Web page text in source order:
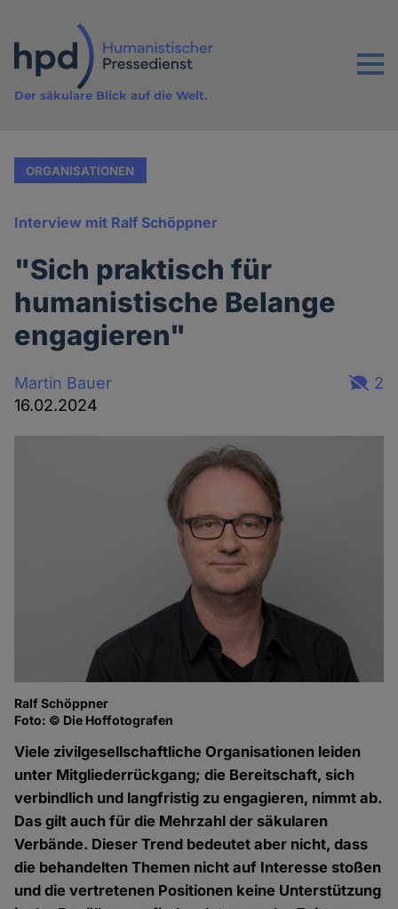
Inhalt
Menu
Der säkulare Blick auf die Welt.
ORGANISATIONEN
Interview mit Ralf Schöppner
"Sich praktisch für
humanistische Belange
engagieren"
Martin Bauer
16.02.2024
2
Ralf Schöppner
Foto: © Die Hoffotografen
Viele zivilgesellschaftliche Organisationen leiden
unter Mitgliederrückgang; die Bereitschaft, sich
verbindlich und langfristig zu engagieren, nimmt ab.
Das gilt auch für die Mehrzahl der säkularen
Verbände. Dieser Trend bedeutet aber nicht, dass
die behandelten Themen nicht auf Interesse stoßen
und die vertretenen Positionen keine Unterstützung